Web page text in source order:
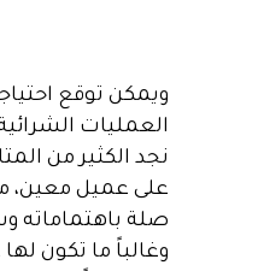
ويمكن توقع
العمليات
نجد الكثير من
على عميل معين،
صلة باهتماماته
وغالباً ما تكون